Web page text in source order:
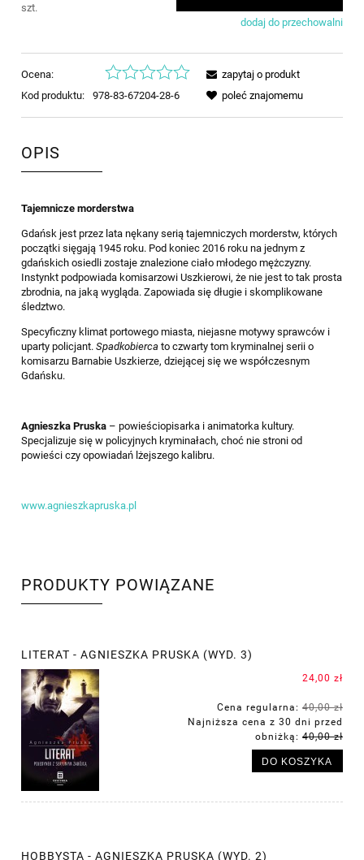
szt.
dodaj do przechowalni
Ocena:
Kod produktu:
978-83-67204-28-6
zapytaj o produkt
poleć znajomemu
OPIS
Tajemnicze morderstwa
Gdańsk jest przez lata nękany serią tajemniczych morderstw, których
początki sięgają 1945 roku. Pod koniec 2016 roku na jednym z
gdańskich osiedli zostaje znalezione ciało młodego mężczyzny.
Instynkt podpowiada komisarzowi Uszkierowi, że nie jest to tak prosta
zbrodnia, na jaką wygląda. Zapowiada się długie i skomplikowane
śledztwo.
Specyficzny klimat portowego miasta, niejasne motywy sprawców i
uparty policjant. Spadkobierca to czwarty tom kryminalnej serii o
komisarzu Barnabie Uszkierze, dziejącej się we współczesnym
Gdańsku.
Agnieszka Pruska – powieściopisarka i animatorka kultury.
Specjalizuje się w policyjnych kryminałach, choć nie stroni od
powieści czy opowiadań lżejszego kalibru.
www.agnieszkapruska.pl
PRODUKTY POWIĄZANE
LITERAT - AGNIESZKA PRUSKA (WYD. 3)
24,00 zł
Cena regularna: 40,00 zł
Najniższa cena z 30 dni przed
obniżką: 40,00 zł
DO KOSZYKA
HOBBYSTA - AGNIESZKA PRUSKA (WYD. 2)